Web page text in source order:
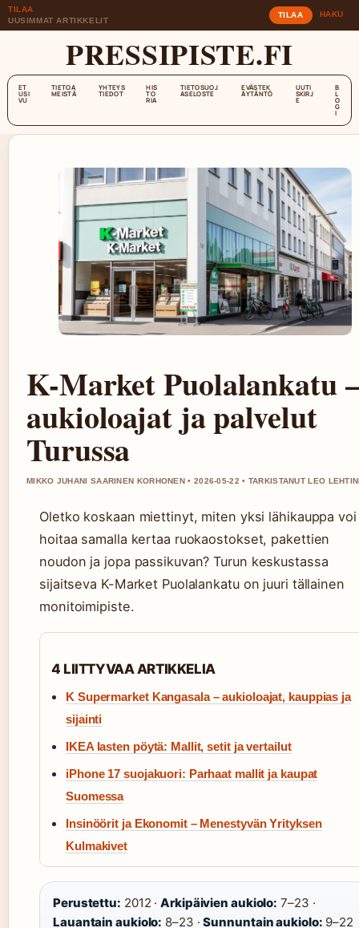
TILAA
UUSIMMAT ARTIKKELIT
TILAA HAKU
PRESSIPISTE.FI
ET
USI
VU
TIETOA
MEISTÄ
YHTEYS
TIEDOT
HIS
TO
RIA
TIETOSUOJ
ASELOSTE
EVÄSTEK
ÄYTÄNTÖ
UUTI
SKIRJ
E
B
L
O
G
I
K-Market Puolalankatu
aukioloajat ja palvelut
Turussa
MIKKO JUHANI SAARINEN KORHONEN • 2026-05-22 • TARKISTANUT LEO
Oletko koskaan miettinyt, miten yksi lähikauppa voi
hoitaa samalla kertaa ruokaostokset, pakettien
noudon ja jopa passikuvan? Turun keskustassa
sijaitseva K-Market Puolalankatu on juuri tällainen
monitoimipiste.
4 LIITTYVAA ARTIKKELIA
K Supermarket Kangasala – aukioloajat, kauppias ja
sijainti
IKEA lasten pöytä: Mallit, setit ja vertailut
iPhone 17 suojakuori: Parhaat mallit ja kaupat
Suomessa
Insinöörit ja Ekonomit – Menestyvän Yrityksen
Kulmakivet
Perustettu: 2012 ·Arkipäivien aukiolo: 7–23 ·
Lauantain aukiolo: 8–23 ·Sunnuntain aukiolo: 9–22